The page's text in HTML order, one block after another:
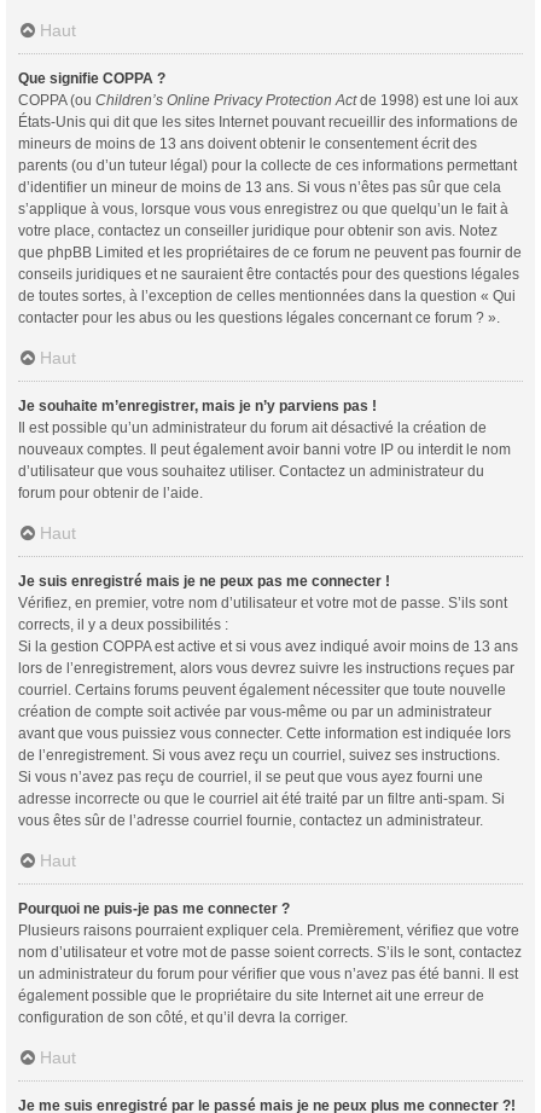
Haut
Que signifie COPPA ?
COPPA (ou Children’s Online Privacy Protection Actde 1998) est une loi aux
États-Unis qui dit que les sites Internet pouvant recueillir des informations de
mineurs de moins de 13 ans doivent obtenir le consentement écrit des
parents (ou d’un tuteur légal) pour la collecte de ces informations permettant
d’identifier un mineur de moins de 13 ans. Si vous n’êtes pas sûr que cela
s’applique à vous, lorsque vous vous enregistrez ou que quelqu’un le fait à
votre place, contactez un conseiller juridique pour obtenir son avis. Notez
que phpBB Limited et les propriétaires de ce forum ne peuvent pas fournir de
conseils juridiques et ne sauraient être contactés pour des questions légales
de toutes sortes, à l’exception de celles mentionnées dans la question « Qui
contacter pour les abus ou les questions légales concernant ce forum ? ».
Haut
Je souhaite m’enregistrer, mais je n’y parviens pas !
Il est possible qu’un administrateur du forum ait désactivé la création de
nouveaux comptes. Il peut également avoir banni votre IP ou interdit le nom
d’utilisateur que vous souhaitez utiliser. Contactez un administrateur du
forum pour obtenir de l’aide.
Haut
Je suis enregistré mais je ne peux pas me connecter !
Vérifiez, en premier, votre nom d’utilisateur et votre mot de passe. S’ils sont
corrects, il y a deux possibilités :
Si la gestion COPPA est active et si vous avez indiqué avoir moins de 13 ans
lors de l’enregistrement, alors vous devrez suivre les instructions reçues par
courriel. Certains forums peuvent également nécessiter que toute nouvelle
création de compte soit activée par vous-même ou par un administrateur
avant que vous puissiez vous connecter. Cette information est indiquée lors
de l’enregistrement. Si vous avez reçu un courriel, suivez ses instructions.
Si vous n’avez pas reçu de courriel, il se peut que vous ayez fourni une
adresse incorrecte ou que le courriel ait été traité par un filtre anti-spam. Si
vous êtes sûr de l’adresse courriel fournie, contactez un administrateur.
Haut
Pourquoi ne puis-je pas me connecter ?
Plusieurs raisons pourraient expliquer cela. Premièrement, vérifiez que votre
nom d’utilisateur et votre mot de passe soient corrects. S’ils le sont, contactez
un administrateur du forum pour vérifier que vous n’avez pas été banni. Il est
également possible que le propriétaire du site Internet ait une erreur de
configuration de son côté, et qu’il devra la corriger.
Haut
Je me suis enregistré par le passé mais je ne peux plus me connecter ?!